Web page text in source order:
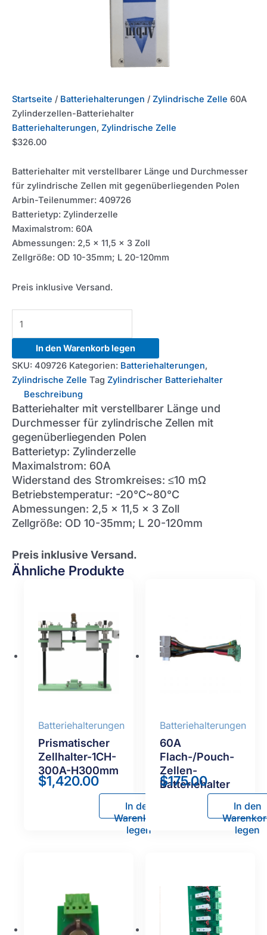
Startseite / Batteriehalterungen / Zylindrische Zelle 60A
Zylinderzellen-Batteriehalter
Batteriehalterungen, Zylindrische Zelle
$326.00
Batteriehalter mit verstellbarer Länge und Durchmesser
für zylindrische Zellen mit gegenüberliegenden Polen
Arbin-Teilenummer: 409726
Batterietyp: Zylinderzelle
Maximalstrom: 60A
Abmessungen: 2,5 x 11,5 x 3 Zoll
Zellgröße: OD 10-35mm; L 20-120mm
Preis inklusive Versand.
Cylindrical
Battery
Menge
In den Warenkorb legen
SKU: 409726 Kategorien: Batteriehalterungen,
Zylindrische Zelle Tag Zylindrischer Batteriehalter
Beschreibung
Batteriehalter mit verstellbarer Länge und
Durchmesser für zylindrische Zellen mit
gegenüberliegenden Polen
Batterietyp: Zylinderzelle
Maximalstrom: 60A
Widerstand des Stromkreises: ≤10 mΩ
Betriebstemperatur: -20°C~80°C
Abmessungen: 2,5 x 11,5 x 3 Zoll
Zellgröße: OD 10-35mm; L 20-120mm
Preis inklusive Versand.
Ähnliche Produkte
Batteriehalterungen
Prismatischer
Zellhalter-1CH-
300A-H300mm
$1,420.00
In den
Warenkorb
legen
Batteriehalterungen
60A
Flach-/Pouch-
Zellen-
Batteriehalter
$175.00
In den
legen